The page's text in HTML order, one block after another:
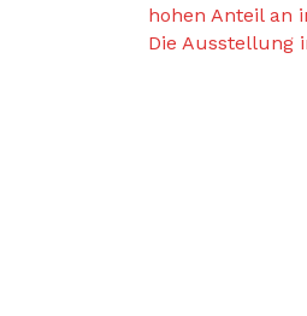
hohen Anteil an
Die Ausstellung